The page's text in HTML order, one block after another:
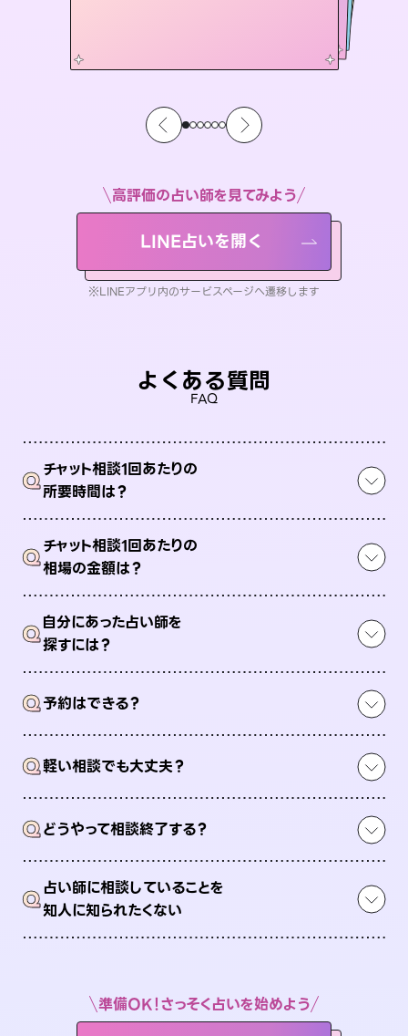
高評価の占い師を見てみよう
LINE占いを開く
※LINEアプリ内のサービスページへ遷移します
よくある質問
FAQ
Qチャット相談1回あたりの
所要時間は？
Qチャット相談1回あたりの
相場の金額は？
Q自分にあった占い師を
探すには？
Q予約はできる？
Q軽い相談でも大丈夫？
Qどうやって相談終了する？
Q占い師に相談していることを
知人に知られたくない
準備OK！さっそく占いを始めよう